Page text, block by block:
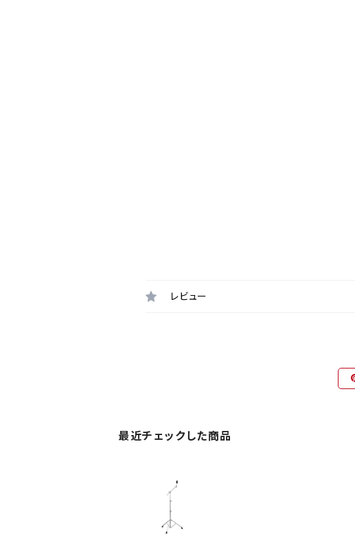
レビュー
最近チェックした商品